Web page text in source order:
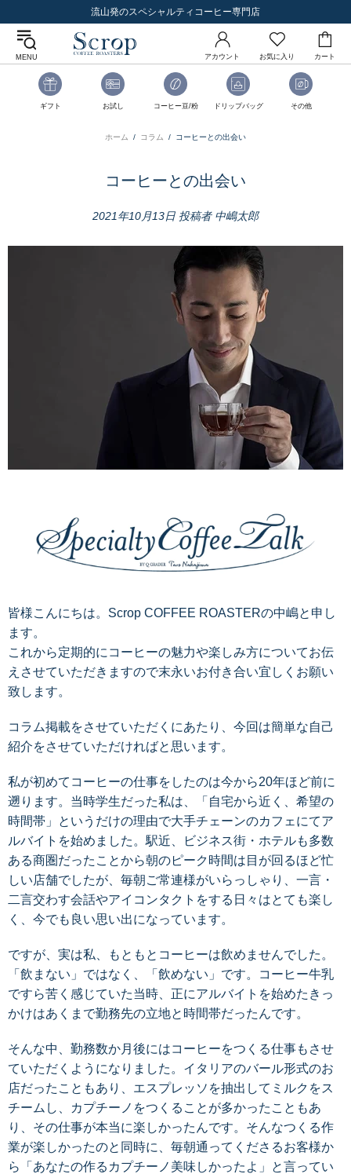
流山発のスペシャルティコーヒー専門店
MENU アカウント お気に入り カート
ギフト お試し コーヒー豆/粉 ドリップバッグ その他
ホーム コラム コーヒーとの出会い
コーヒーとの出会い
2021年10月13日 投稿者 中嶋太郎
皆様こんにちは。Scrop COFFEE ROASTERの中嶋と申し
ます。
これから定期的にコーヒーの魅力や楽しみ方についてお伝
えさせていただきますので末永いお付き合い宜しくお願い
致します。
コラム掲載をさせていただくにあたり、今回は簡単な自己
紹介をさせていただければと思います。
私が初めてコーヒーの仕事をしたのは今から20年ほど前に
遡ります。当時学生だった私は、「自宅から近く、希望の
時間帯」というだけの理由で大手チェーンのカフェにてア
ルバイトを始めました。駅近、ビジネス街・ホテルも多数
ある商圏だったことから朝のピーク時間は目が回るほど忙
しい店舗でしたが、毎朝ご常連様がいらっしゃり、一言・
二言交わす会話やアイコンタクトをする日々はとても楽し
く、今でも良い思い出になっています。
ですが、実は私、もともとコーヒーは飲めませんでした。
「飲まない」ではなく、「飲めない」です。コーヒー牛乳
ですら苦く感じていた当時、正にアルバイトを始めたきっ
かけはあくまで勤務先の立地と時間帯だったんです。
そんな中、勤務数か月後にはコーヒーをつくる仕事もさせ
ていただくようになりました。イタリアのバール形式のお
店だったこともあり、エスプレッソを抽出してミルクをス
チームし、カプチーノをつくることが多かったこともあ
り、その仕事が本当に楽しかったんです。そんなつくる作
業が楽しかったのと同時に、毎朝通ってくださるお客様か
ら「あなたの作るカプチーノ美味しかったよ」と言ってい